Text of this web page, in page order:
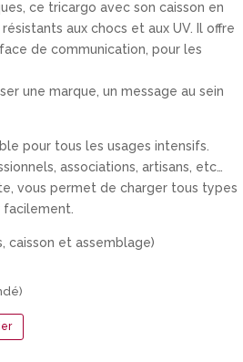
ce tricargo avec son caisson en
aux chocs et aux UV. Il offre
de communication, pour les
une marque, un message au sein
pour tous les usages intensifs.
associations, artisans, etc…
vous permet de charger tous types
caisson et assemblage)